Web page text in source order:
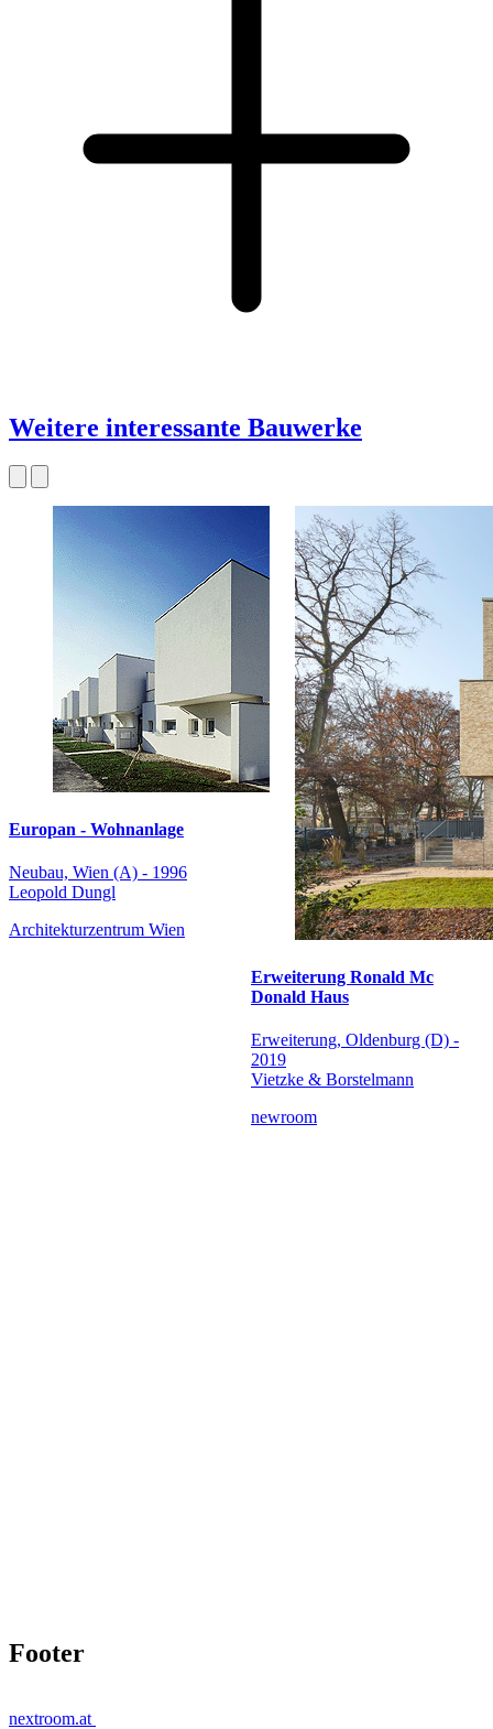
Weitere interessante Bauwerke
Europan - Wohnanlage
Neubau, Wien (A) - 1996
Leopold Dungl
Architekturzentrum Wien
Erweiterung Ronald Mc
Donald Haus
Erweiterung, Oldenburg (D) -
2019
Vietzke & Borstelmann
newroom
Footer
nextroom.at